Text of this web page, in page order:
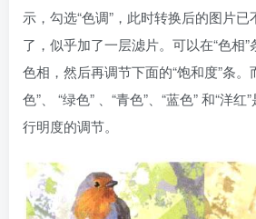
示，勾选“色调”，此时转换后的图片
了，似乎加了一层滤片。可以在“色相
色相，然后再调节下面的“饱和度”条。
色”、 “绿色” 、“青色”、“蓝色” 和“洋
行明度的调节。